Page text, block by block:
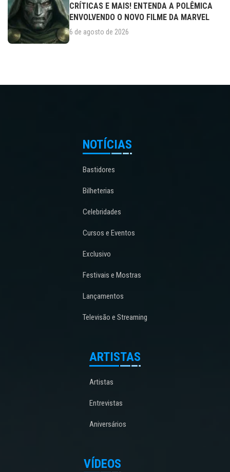
CRÍTICAS E MAIS! ENTENDA A POLÊMICA
ENVOLVENDO O NOVO FILME DA MARVEL
6 de agosto de 2026
NOTÍCIAS
Bastidores
Bilheterias
Celebridades
Cursos e Eventos
Exclusivo
Festivais e Mostras
Lançamentos
Televisão e Streaming
ARTISTAS
Artistas
Entrevistas
Aniversários
VÍDEOS